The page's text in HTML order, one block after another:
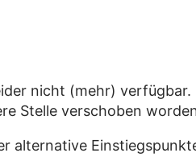
nicht (mehr)
Stelle verschoben
alternative